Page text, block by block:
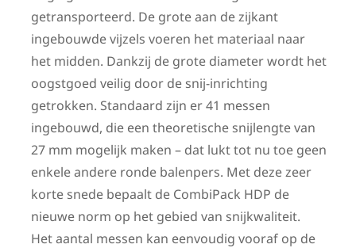
getransporteerd. De grote aan de zijkant
ingebouwde vijzels voeren het materiaal naar
het midden. Dankzij de grote diameter wordt het
oogstgoed veilig door de snij-inrichting
getrokken. Standaard zijn er 41 messen
ingebouwd, die een theoretische snijlengte van
27 mm mogelijk maken – dat lukt tot nu toe geen
enkele andere ronde balenpers. Met deze zeer
korte snede bepaalt de CombiPack HDP de
nieuwe norm op het gebied van snijkwaliteit.
Het aantal messen kan eenvoudig vooraf op de